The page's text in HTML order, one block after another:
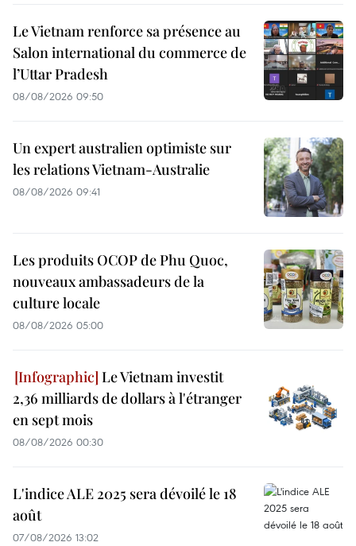
Le Vietnam renforce sa présence au
Salon international du commerce de
l’Uttar Pradesh
08/08/2026 09:50
Un expert australien optimiste sur
les relations Vietnam-Australie
08/08/2026 09:41
Les produits OCOP de Phu Quoc,
nouveaux ambassadeurs de la
culture locale
08/08/2026 05:00
Le Vietnam investit
2,36 milliards de dollars à l'étranger
en sept mois
08/08/2026 00:30
L'indice ALE 2025 sera dévoilé le 18
août
07/08/2026 13:02